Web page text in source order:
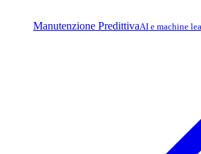
Manutenzione PredittivaAI e machine